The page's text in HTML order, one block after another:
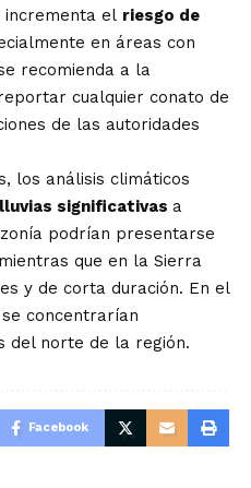
incrementa el riesgo de
en áreas con
recomienda a la
cualquier conato de
de las autoridades
los análisis climáticos
significativas a
podrían presentarse
que en la Sierra
y de corta duración. En el
concentrarían
del norte de la región.
Facebook